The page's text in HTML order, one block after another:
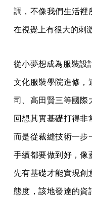
調，不像我們生活裡
在視覺上有很大的刺
從小夢想成為服裝設
文化服裝學院進修，
司、高田賢三等國際
回想其實基礎打得非
而是從裁縫技術一步
手續都要做到好，像
先有基礎才能實現創
態度，該地發達的資